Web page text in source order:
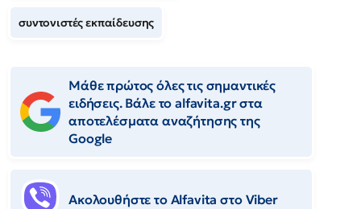
συντονιστές εκπαίδευσης
Μάθε πρώτος όλες τις σημαντικές
ειδήσεις. Βάλε το alfavita.gr στα
αποτελέσματα αναζήτησης της
Google
Ακολουθήστε το Αlfavita στο Viber